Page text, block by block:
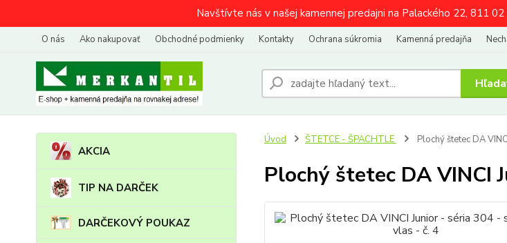
Navštívte nás v našej kamennej predajni na Palackého 22, 811
O nás Ako nakupovať Obchodné podmienky Kontakty Ochrana súkromia Kamenná predajňa
AKCIA
TIP NA DARČEK
DARČEKOVÝ POUKAZ
Úvod ŠTETCE - ŠPACHTLE Plochý štetec DA
Plochý štetec DA VINCI